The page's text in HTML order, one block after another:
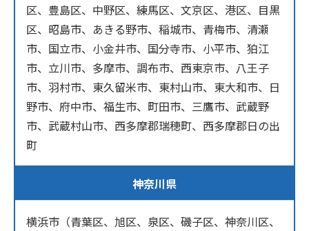
区、豊島区、中野区、練馬区、文京区、港区、目黒
区、昭島市、あきる野市、稲城市、青梅市、清瀬
市、国立市、小金井市、国分寺市、小平市、狛江
市、立川市、多摩市、調布市、西東京市、八王子
市、羽村市、東久留米市、東村山市、東大和市、日
野市、府中市、福生市、町田市、三鷹市、武蔵野
市、武蔵村山市、西多摩郡瑞穂町、西多摩郡日の出
町
神奈川県
横浜市（青葉区、旭区、泉区、磯子区、神奈川区、